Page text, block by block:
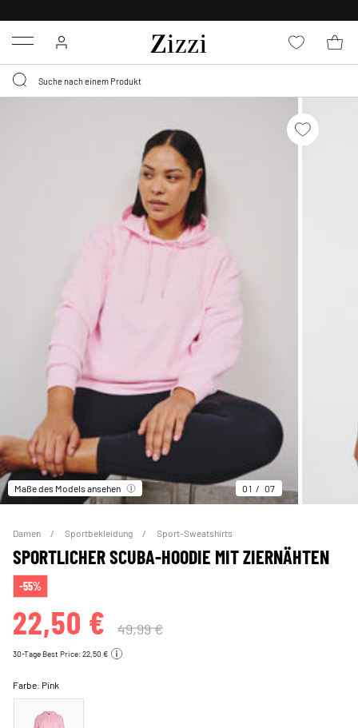
Menu
Maße des Models ansehen 01 07
Damen Sportbekleidung Sport-Sweatshirts
SPORTLICHER SCUBA-HOODIE MIT ZIERNÄHTEN
-55%
22,50 € 49,99 €
30-Tage Best Price: 22,50 €
Farbe: Pink